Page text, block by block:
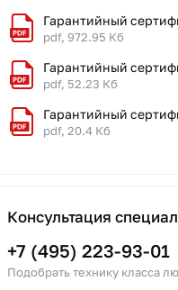
Гарантийный
pdf, 972.95 Кб
Гарантийный
pdf, 52.23 Кб
Гарантийный
pdf, 20.4 Кб
Консультация
+7 (495) 223-93-01
Подобрать технику класса